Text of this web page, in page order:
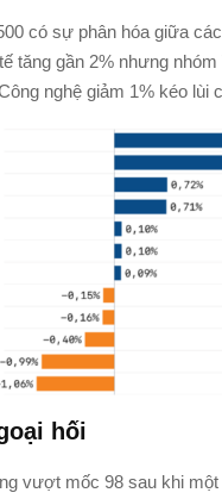
có sự phân hóa giữa
tăng gần 2% nhưng nhóm
nghệ giảm 1% kéo lùi
hối
vượt mốc 98 sau khi một